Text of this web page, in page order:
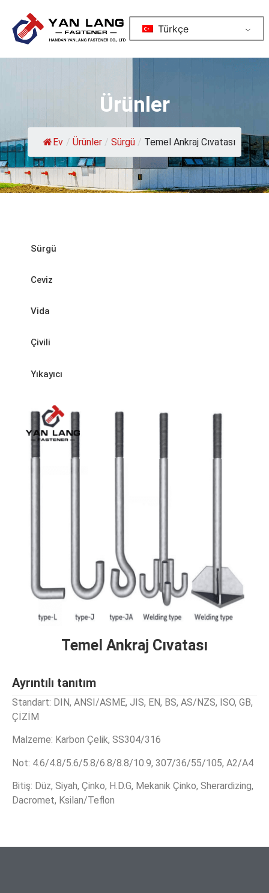
Türkçe
Ürünler
Ev / Ürünler / Sürgü / Temel Ankraj Cıvatası
Sürgü
Ceviz
Vida
Çivili
Yıkayıcı
Temel Ankraj Cıvatası
Ayrıntılı tanıtım
Standart: DIN, ANSI/ASME, JIS, EN, BS, AS/NZS, ISO, GB,
ÇİZİM
Malzeme: Karbon Çelik, SS304/316
Not: 4.6/4.8/5.6/5.8/6.8/8.8/10.9, 307/36/55/105, A2/A4
Bitiş: Düz, Siyah, Çinko, H.D.G, Mekanik Çinko, Sherardizing,
Dacromet, Ksilan/Teflon